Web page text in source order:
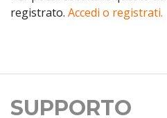
registrato. Accedi o registrati.
SUPPORTO